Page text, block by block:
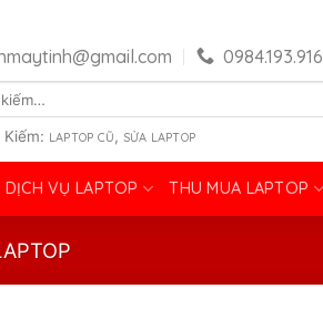
0984.193.916
LAPTOP CŨ, SỬA LAPTOP
DỊCH VỤ LAPTOP THU MUA LAPTOP